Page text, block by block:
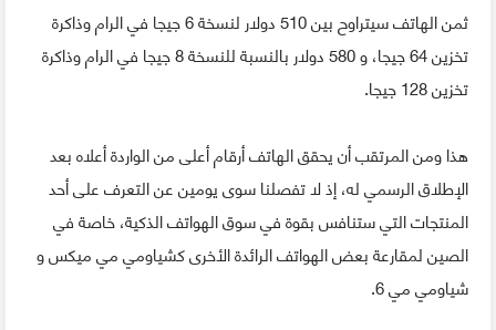
ثمن الهاتف سيتراوح بين 510 دولار لنسخة 6 جيجا في الرام وذاكرة
تخزين 64 جيجا، و 580 دولار بالنسبة للنسخة 8 جيجا في الرام وذاكرة
تخزين 128 جيجا.
هذا ومن المرتقب أن يحقق الهاتف أرقام أعلى من الواردة أعلاه بعد
الإطلاق الرسمي له، إذ لا تفصلنا سوى يومين عن التعرف على أحد
المنتجات التي ستنافس بقوة في سوق الهواتف الذكية، خاصة في
الصين لمقارعة بعض الهواتف الرائدة الأخرى كشياومي مي ميكس و
شياومي مي 6.